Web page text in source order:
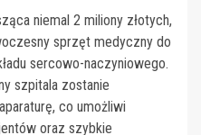
niemal 2 miliony złotych,
sprzęt medyczny do
sercowo-naczyniowego.
szpitala zostanie
co umożliwi
oraz szybkie